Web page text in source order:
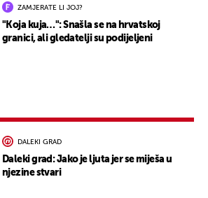
ZAMJERATE LI JOJ?
"Koja kuja…": Snašla se na hrvatskoj
granici, ali gledatelji su podijeljeni
DALEKI GRAD
Daleki grad: Jako je ljuta jer se miješa u
njezine stvari